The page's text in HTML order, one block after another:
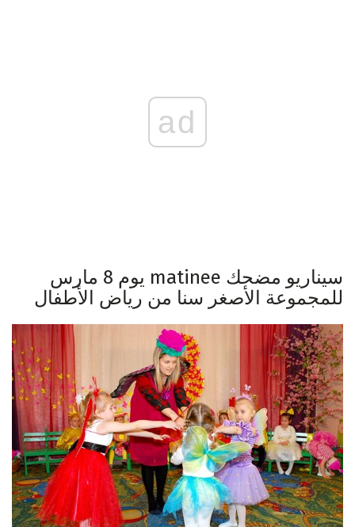
ad
سيناريو مضحك matinee يوم 8 مارس
للمجموعة الأصغر سنا من رياض الأطفال